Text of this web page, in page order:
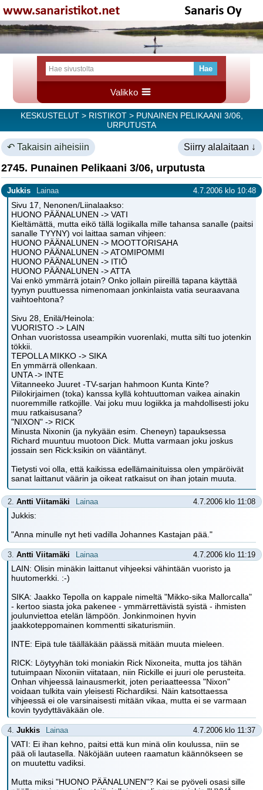
Valikko
KESKUSTELUT> RISTIKOT> PUNAINEN PELIKAANI 3/06,
URPUTUSTA
↶ Takaisin aiheisiin Siirry alalaitaan ↓
2745. Punainen Pelikaani 3/06, urputusta
Jukkis Lainaa 4.7.2006 klo 10:48
Sivu 17, Nenonen/Liinalaakso:
HUONO PÄÄNALUNEN -> VATI
Kieltämättä, mutta eikö tällä logiikalla mille tahansa sanalle (paitsi
sanalle TYYNY) voi laittaa saman vihjeen:
HUONO PÄÄNALUNEN -> MOOTTORISAHA
HUONO PÄÄNALUNEN -> ATOMIPOMMI
HUONO PÄÄNALUNEN -> ITIÖ
HUONO PÄÄNALUNEN -> ATTA
Vai enkö ymmärrä jotain? Onko jollain piireillä tapana käyttää
tyynyn puuttuessa nimenomaan jonkinlaista vatia seuraavana
vaihtoehtona?
Sivu 28, Enilä/Heinola:
VUORISTO -> LAIN
Onhan vuoristossa useampikin vuorenlaki, mutta silti tuo jotenkin
tökkii.
TEPOLLA MIKKO -> SIKA
En ymmärrä ollenkaan.
UNTA -> INTE
Viitanneeko Juuret -TV-sarjan hahmoon Kunta Kinte?
Piilokirjaimen (toka) kanssa kyllä kohtuuttoman vaikea ainakin
nuoremmille ratkojille. Vai joku muu logiikka ja mahdollisesti joku
muu ratkaisusana?
"NIXON" -> RICK
Minusta Nixonin (ja nykyään esim. Cheneyn) tapauksessa
Richard muuntuu muotoon Dick. Mutta varmaan joku joskus
jossain sen Rick:ksikin on vääntänyt.
Tietysti voi olla, että kaikissa edellämainituissa olen ympäröivät
sanat laittanut väärin ja oikeat ratkaisut on ihan jotain muuta.
2. Antti Viitamäki Lainaa 4.7.2006 klo 11:08
Jukkis:
"Anna minulle nyt heti vadilla Johannes Kastajan pää."
3. Antti Viitamäki Lainaa 4.7.2006 klo 11:19
LAIN: Olisin minäkin laittanut vihjeeksi vähintään vuoristo ja
huutomerkki. :-)
SIKA: Jaakko Tepolla on kappale nimeltä "Mikko-sika Mallorcalla"
- kertoo siasta joka pakenee - ymmärrettävistä syistä - ihmisten
joulunviettoa etelän lämpöön. Jonkinmoinen hyvin
jaakkoteppomainen kommentti sikaturismiin.
INTE: Eipä tule täälläkään päässä mitään muuta mieleen.
RICK: Löytyyhän toki moniakin Rick Nixoneita, mutta jos tähän
tutuimpaan Nixoniin viitataan, niin Rickille ei juuri ole perusteita.
Onhan vihjeessä lainausmerkit, joten periaatteessa "Nixon"
voidaan tulkita vain yleisesti Richardiksi. Näin katsottaessa
vihjeessä ei ole varsinaisesti mitään vikaa, mutta ei se varmaan
kovin tyydyttäväkään ole.
4. Jukkis Lainaa 4.7.2006 klo 11:37
VATI: Ei ihan kehno, paitsi että kun minä olin koulussa, niin se
pää oli lautasella. Näköjään uuteen raamatun käännökseen se
on muutettu vadiksi.
Mutta miksi "HUONO PÄÄNALUNEN"? Kai se pyöveli osasi sille